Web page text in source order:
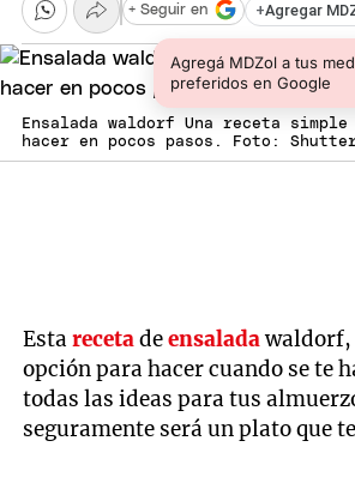
+Agregar
Agregá MDZol a tus
preferidos en Google
+ Seguir en
Ensalada waldorf Una receta
hacer en pocos pasos. Foto:
Estarecetadeensaladawaldorf,
opción para hacer cuando se te
todas las ideas para tus
seguramente será un plato que